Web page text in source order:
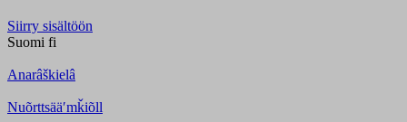
Siirry sisältöön
Suomi fi
Anarâškielâ
Nuõrttsääʹmǩiõll